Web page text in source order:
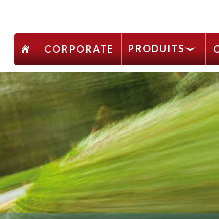
CORPORATE PRODUITS
Sécurité, Fiabilité